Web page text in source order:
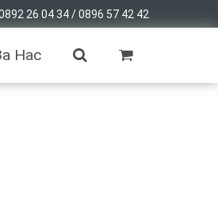
26 04 34 / 0896 57 42 42
Нас